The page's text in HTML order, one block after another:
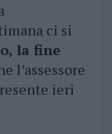
ci si
la fine
l’assessore
ieri